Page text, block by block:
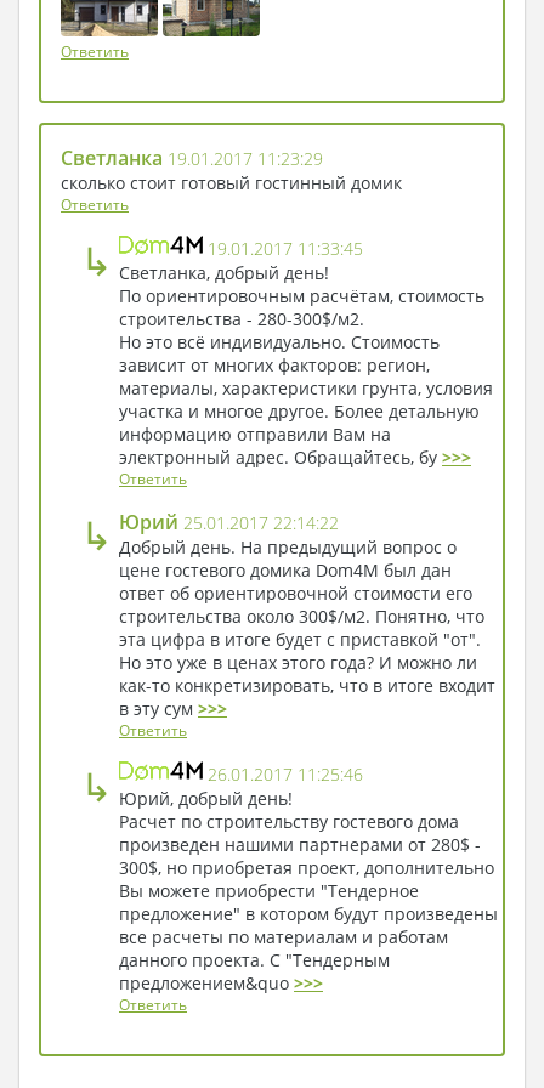
обиде. Не стоит, из-за отсутствия каких-то
материальных благ, отказывать себе в
возможности есть и хочется полноценного
отдыха и себе и гостям, никому не создавая
неудобства и дискомфорта, то можно построить
гостевой домик.
Такой домик не займет много места на участке,
но будет здорово выручать хозяев, каждый раз,
когда надо будет принять гостей или
родственников. Гостевые дома строят на 2-4
комнаты небольших размеров, но с удобствами
и собственной кухонькой. Их еще называют
гестхаус. Слово это позаимствовано с
английского языка - guest house. Современный
проект одноэтажного дама 4м484 – изумительно
подойдет под домик для гостей. Он
предполагает спальню и гостиную, в которой
есть выход на террасу, ванную комнату и
небольшую кухоньку со столовой. При
небольших размерах в нем достаточно
комфорта и уюта. Он очень хорошо сочетается с
природой сада или леса, если такой рядом есть.
Фасады дома разные со всех сторон. У
парадного входа есть благородная кирпичная
кладка, присуща английской архитектуре.
Терраса имеет кладку из песчаника, которая
Множество деревянных элементов добавляет
дому приятной простоты и близости к русской
архитектуре. Такой дом строится на фундаменте
и получается крепким и теплым. Он будет ждать
гостей, как летом, так и зимой. Новогодние
каникулы – это замечательное время для встреч
с друзьями и подарков, для веселья и отдыха.
Белый и пушистый отпуск принесет ничуть не
меньше удовольствия и приятных
воспоминаний, чем летний и жаркий. Сара
Ответить
Светланка 19.01.2017 11:23:29
сколько стоит готовый гостинный домик
Ответить
↳
19.01.2017 11:33:45
Светланка, добрый день!
По ориентировочным расчётам, стоимость
строительства - 280-300$/м2.
Но это всё индивидуально. Стоимость
зависит от многих факторов: регион,
материалы, характеристики грунта, условия
участка и многое другое. Более детальную
информацию отправили Вам на
электронный адрес. Обращайтесь, бу >>>
Ответить
↳ Юрий 25.01.2017 22:14:22
Добрый день. На предыдущий вопрос о
цене гостевого домика Dom4M был дан
ответ об ориентировочной стоимости его
строительства около 300$/м2. Понятно, что
эта цифра в итоге будет с приставкой "от".
Но это уже в ценах этого года? И можно ли
как-то конкретизировать, что в итоге входит
в эту сум >>>
Ответить
↳
26.01.2017 11:25:46
Юрий, добрый день!
Расчет по строительству гостевого дома
произведен нашими партнерами от 280$ -
300$, но приобретая проект, дополнительно
Вы можете приобрести "Тендерное
предложение" в котором будут произведены
все расчеты по материалам и работам
данного проекта. С "Тендерным
предложением&quo >>>
Ответить